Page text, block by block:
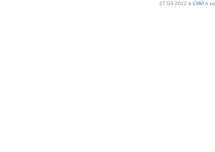
27.03.2012 в СМИ о